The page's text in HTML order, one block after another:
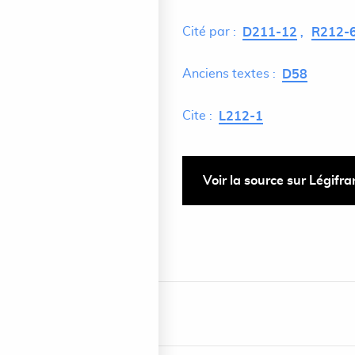
Cité par : D211-12 R212-
Anciens textes : D58
Cite : L212-1
Voir la source sur